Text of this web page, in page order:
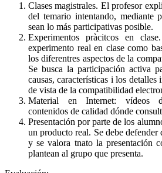
Clases magistrales. El profesor
del temario intentando, mediante
sean lo más participativas posible.
Experimentos pràcitcos en
experimento real en clase como
los diferentres aspectos de la
Se busca la participación activa
causas, características i los detalles
de vista de la compatibilidad
Material en Internet: vídeos
contenidos de calidad dónde
Presentación por parte de los
un producto real. Se debe defender
y se valora tnato la presentación
plantean al grupo que presenta.